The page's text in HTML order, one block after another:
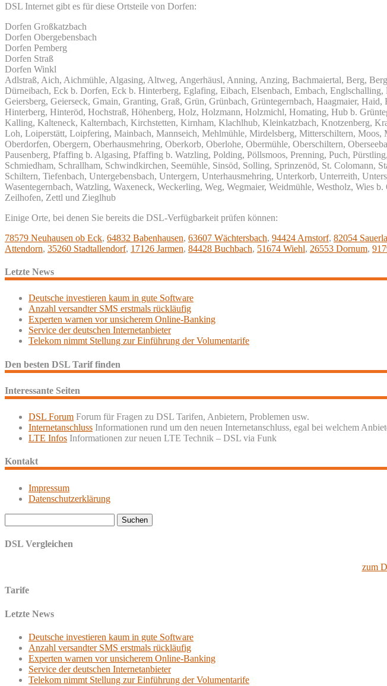
DSL Internet gibt es für diese Ortsteile von Dorfen:
Dorfen Großkatzbach
Dorfen Obergebensbach
Dorfen Pemberg
Dorfen Straß
Dorfen Winkl
Adlstraß, Aich, Aichmühle, Algasing, Altweg, Angerhäusl, Anning, Anzing, Bachmaiertal, Berg,
Dürneibach, Eck b. Dorfen, Eck b. Hinterberg, Eglafing, Eibach, Elsenbach, Embach,
Geiersberg, Geierseck, Gmain, Granting, Graß, Grün, Grünbach, Grüntegernbach, Haagmaier,
Hinterberg, Hinteröd, Hochstraß, Höhenberg, Holz, Holzmann, Holzmichl, Homating, Hub b.
Kalling, Kalteneck, Kalternbach, Kirchstetten, Kirnham, Klachlhub, Kleinkatzbach, Knotzenberg,
Loh, Loiperstätt, Loipfering, Mainbach, Mannseich, Mehlmühle, Mirdelsberg, Mitterschiltern,
Oberdorfen, Obergern, Oberhausmehring, Oberkorb, Oberlohe, Obermühle, Oberschiltern,
Pausenberg, Pfaffing b. Algasing, Pfaffing b. Watzling, Polding, Pöllsmoos, Prenning, Puch,
Schmiedham, Schrallham, Schwindkirchen, Seemühle, Sinsöd, Solling, Sprinzenöd, St. Colomann,
Schiltern, Tiefenbach, Untergebensbach, Untergern, Unterhausmehring, Unterkorb, Unterreith,
Wasentegernbach, Watzling, Waxeneck, Weckerling, Weg, Wegmaier, Weidmühle, Westholz,
Zeilhofen, Zettl und Zieglhub
Einige Orte, bei denen Sie bereits die DSL-Verfügbarkeit prüfen können:
78579 Neuhausen ob Eck, 64832 Babenhausen, 63607 Wächtersbach, 94424 Arnstorf, 82054
Attendorn, 35260 Stadtallendorf, 17126 Jarmen, 84428 Buchbach, 51674 Wiehl, 26553 Dornum,
Letzte News
Deutsche investieren kaum in gute Software
Anzahl versandter SMS erstmals rückläufig
Experten warnen vor unsicherem Online-Banking
Service der deutschen Internetanbieter
Telekom nimmt Stellung zur Einführung der Volumentarife
Den besten DSL Tarif finden
Interessante Seiten
DSL Forum Forum für Fragen zu DSL Tarifen, Anbietern, Problemen usw.
Internetanschluss Informationen rund um den neuen Internetanschluss, egal bei welchem
LTE Infos Informationen zur neuen LTE Technik – DSL via Funk
Kontakt
Impressum
Datenschutzerklärung
nach:
DSL Vergleichen
zum
Tarife
Letzte News
Deutsche investieren kaum in gute Software
Anzahl versandter SMS erstmals rückläufig
Experten warnen vor unsicherem Online-Banking
Service der deutschen Internetanbieter
Telekom nimmt Stellung zur Einführung der Volumentarife